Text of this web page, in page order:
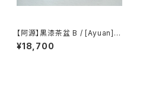
【阿源】黒漆茶盆 B / [Ayuan] B
lack Lacquer Tea Tray B
¥18,700